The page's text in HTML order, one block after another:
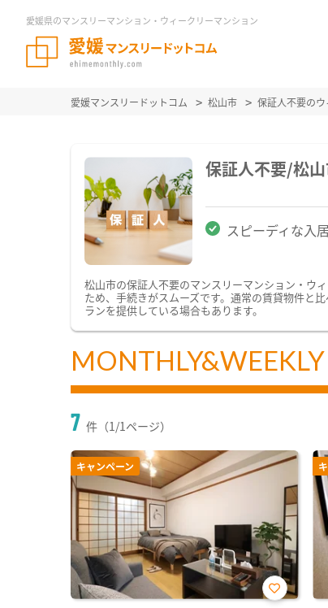
愛媛県のマンスリーマンション・ウィークリーマンション
愛媛マンスリードットコム 松山市 保証人不要の
保証人不要/松
スピーディな入
松山市の保証人不要のマンスリーマンション・ウ
ため、手続きがスムーズです。通常の賃貸物件と
ランを提供している場合もあります。
MONTHLY&WEEKLY
7 件（1/1ページ）
キャンペーン